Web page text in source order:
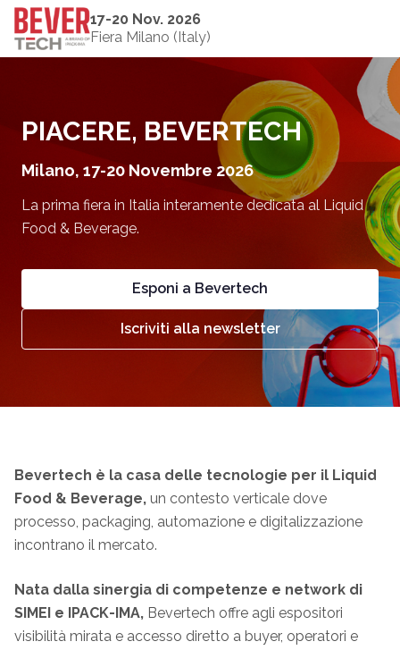
17-20 Nov. 2026
Fiera Milano (Italy)
PIACERE, BEVERTECH
Milano, 17-20 Novembre 2026
La prima fiera in Italia interamente dedicata al Liquid
Food & Beverage.
Esponi a Bevertech
Iscriviti alla newsletter
Bevertech è la casa delle tecnologie per il Liquid
Food & Beverage, un contesto verticale dove
processo, packaging, automazione e digitalizzazione
incontrano il mercato.
Nata dalla sinergia di competenze e network di
SIMEI e IPACK-IMA, Bevertech offre agli espositori
visibilità mirata e accesso diretto a buyer, operatori e